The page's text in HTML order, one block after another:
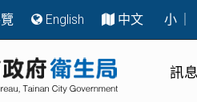
English 中文 小
訊